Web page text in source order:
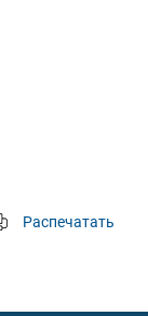
Распечатать